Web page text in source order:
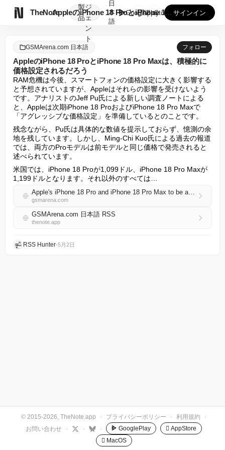
TheNote
製
品
ジ
ェ
ン
ト
AppleのiPhone 18 ProとiPhone 18 ...
日
本
語
GooglePlay
 AppStore サインイン
GSMArena.com 日本語 フォロー
AppleのiPhone 18 ProとiPhone 18 Pro Maxは、積極的に
価格設定されるだろう
RAM危機は今後、スマートフォンの価格設定に大きく影響する
と予想されていますが、Appleはそれらの影響を受けないよう
です。アナリストのJeff Pu氏による新しい調査ノートによる
と、Appleは次期iPhone 18 ProおよびiPhone 18 Pro Maxで
「アグレッシブな価格設定」を準備しているとのことです。
残念ながら、Pu氏は具体的な数値を提示しておらず、憶測の余
地を残しています。しかし、Ming-Chi Kuo氏による過去の報道
では、両方のProモデルは前モデルと同じ価格で発売されると
述べられています。
米国では、iPhone 18 Proが1,099ドル、iPhone 18 Pro Maxが
1,199ドルとなります。それ以外のすべては…
Apple's iPhone 18 Pro and iPhone 18 Pro Max to be aggressively priced
gsmarena.com
GSMArena.com 日本語 RSS
thenote.app
RSS Hunter•5月2日
© 2015-2026, TheNote.app · プライバシーポリシー · 利用規約
·
お問い合わせ
· · · GooglePlay
 AppStore
 MacOS